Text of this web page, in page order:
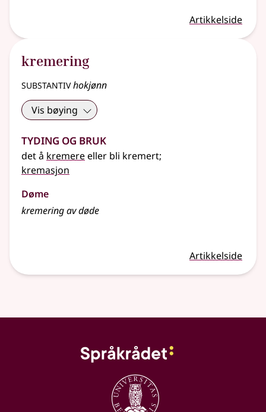
Artikkelside
kremering
substantivhokjønn
Vis bøying
Tyding og bruk
det å kremereeller bli kremert;
kremasjon
Døme
kremering av døde
Artikkelside